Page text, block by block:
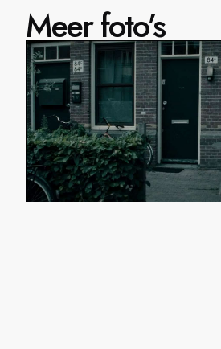
Meer foto’s